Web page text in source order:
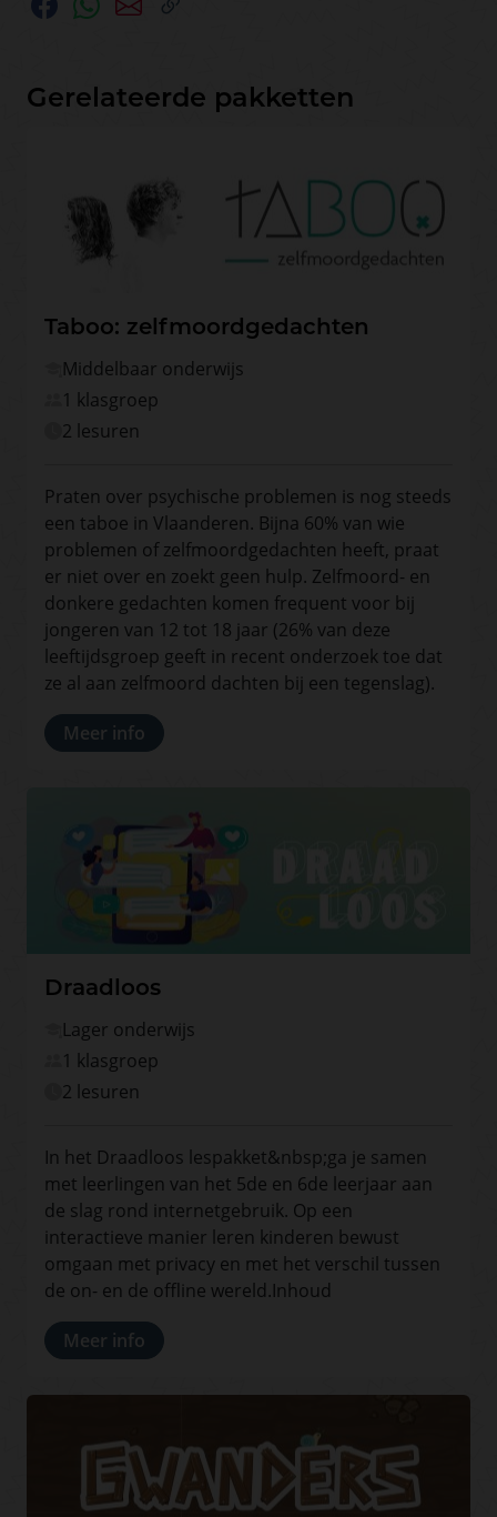
Gerelateerde pakketten
Taboo: zelfmoordgedachten
Middelbaar onderwijs
1 klasgroep
2 lesuren
Praten over psychische problemen is nog steeds
een taboe in Vlaanderen. Bijna 60% van wie
problemen of zelfmoordgedachten heeft, praat
er niet over en zoekt geen hulp. Zelfmoord- en
donkere gedachten komen frequent voor bij
jongeren van 12 tot 18 jaar (26% van deze
leeftijdsgroep geeft in recent onderzoek toe dat
ze al aan zelfmoord dachten bij een tegenslag).
Meer info
Draadloos
Lager onderwijs
1 klasgroep
2 lesuren
In het Draadloos lespakket&nbsp;ga je samen
met leerlingen van het 5de en 6de leerjaar aan
de slag rond internetgebruik. Op een
interactieve manier leren kinderen bewust
omgaan met privacy en met het verschil tussen
de on- en de offline wereld.Inhoud
Meer info